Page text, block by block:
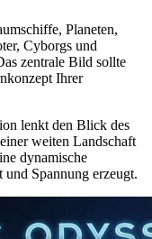
Planeten,
Cyborgs und
zentrale Bild sollte
Ihrer
lenkt den Blick des
weiten Landschaft
dynamische
Spannung erzeugt.